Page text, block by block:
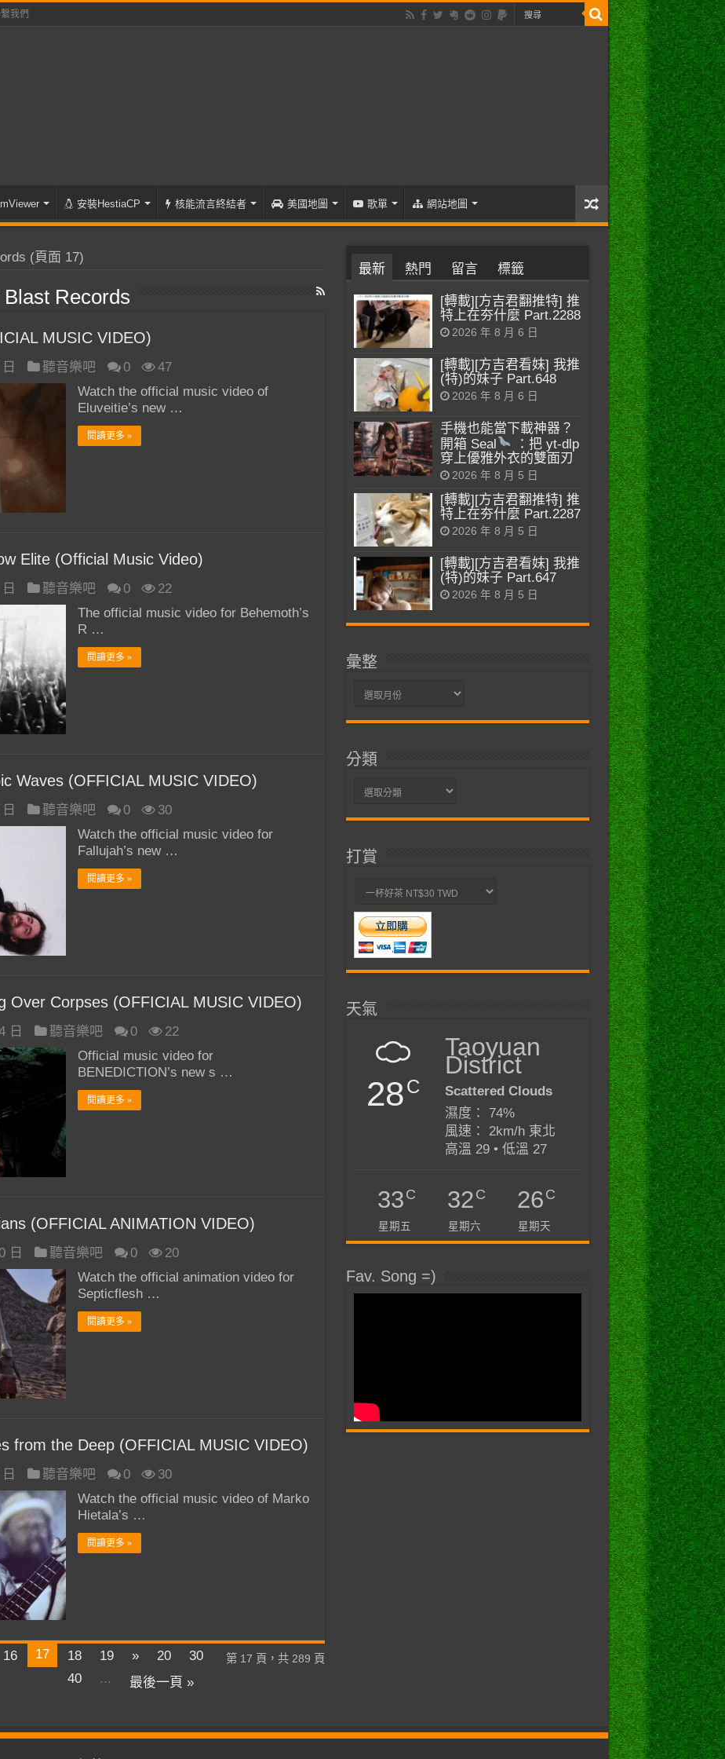
我們
安裝HestiaCP 核能流言終結者 美國地圖 歌單 網站地圖
(頁面 17)
Records
MUSIC VIDEO)
聽音樂吧 0
47
Watch the official music video of
Eluveitie’s new …
閱讀更多 »
Elite (Official Music Video)
聽音樂吧 0
22
The official music video for Behemoth’s
R …
閱讀更多 »
Waves (OFFICIAL MUSIC VIDEO)
聽音樂吧 0
30
Watch the official music video for
Fallujah’s new …
閱讀更多 »
Over Corpses (OFFICIAL MUSIC VIDEO)
日 聽音樂吧 0
22
Official music video for
BENEDICTION’s new s …
閱讀更多 »
(OFFICIAL ANIMATION VIDEO)
日 聽音樂吧 0
20
Watch the official animation video for
Septicflesh …
閱讀更多 »
from the Deep (OFFICIAL MUSIC VIDEO)
聽音樂吧 0
30
Watch the official music video of Marko
Hietala’s …
閱讀更多 »
第 17 頁，共 289 頁
16 17 18 19 » 20
30
40
... 最後一頁 »
最新 熱門 留言 標籤
[轉載][方吉君翻推特] 推
特上在夯什麼 Part.2288
2026 年 8 月 6 日
[轉載][方吉君看妹] 我推
(特)的妹子 Part.648
2026 年 8 月 6 日
手機也能當下載神器？
開箱 Seal
：把 yt-dlp
穿上優雅外衣的雙面刃
2026 年 8 月 5 日
[轉載][方吉君翻推特] 推
特上在夯什麼 Part.2287
2026 年 8 月 5 日
[轉載][方吉君看妹] 我推
(特)的妹子 Part.647
2026 年 8 月 5 日
彙整
彙
分類
分
打賞
天氣
28C
Taoyuan
District
Scattered Clouds
濕度： 74%
風速： 2km/h 東北
高溫 29 • 低溫 27
33C
星期五
32C
星期六
26C
星期天
Fav. Song =)